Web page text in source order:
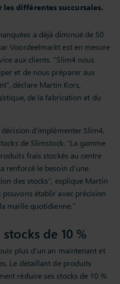
différentes succursales.
a déjà diminué de 50
Voordeelmarkt est en mesure
aux clients. “Slim4 nous
et de nous préparer aux
déclare Martin Kors,
de la fabrication et du
d’implémenter Slim4,
de Slimstock. “La gamme
frais stockés au centre
renforcé le besoin d’une
des stocks”, explique Martin
pouvons établir avec précision
maille quotidienne.”
de 10 %
plus d’un an maintenant et
Le détaillant de produits
réduire ses stocks de 10 %